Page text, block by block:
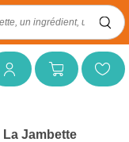
Mon panierMes favoris
La Jambette